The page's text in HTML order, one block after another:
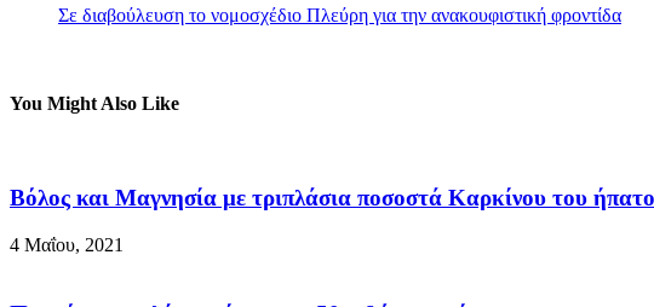
Σε διαβούλευση το νομοσχέδιο Πλεύρη για την ανακουφιστική φροντίδα
You Might Also Like
Βόλος και Μαγνησία με τριπλάσια ποσοστά Καρκίνου του
4 Μαΐου, 2021